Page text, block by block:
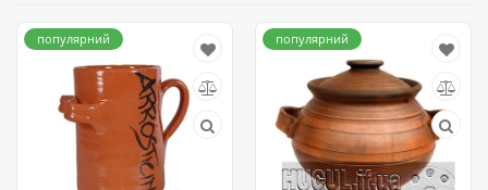
популярний популярний